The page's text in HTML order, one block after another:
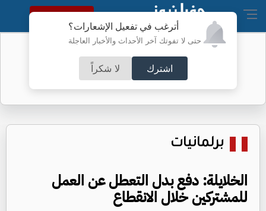
أترغب في تفعيل الإشعارات؟
حتى لا تفوتك آخر الأحداث والأخبار العاجلة
اشترك لا شكراً
النسخة الكاملة
برلمانيات
الخلايلة: دفع بدل التعطل عن العمل
للمشتركين خلال الانقطاع